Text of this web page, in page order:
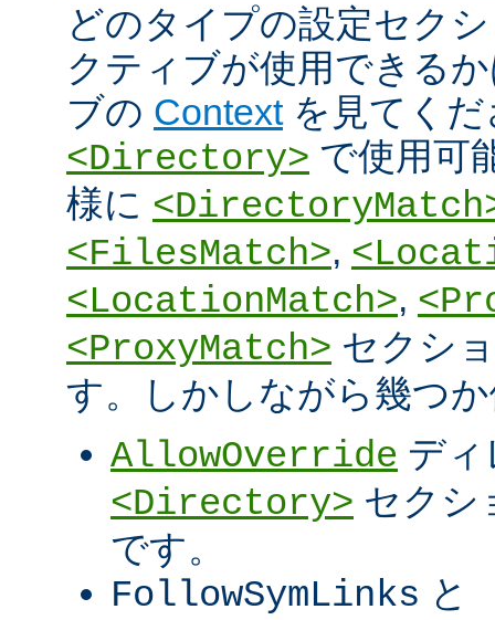
どのタイプの設定セク
クティブが使用できる
ブの Contextを見てくだ
<Directory> で使用可
様に
<FilesMatch>,
<LocationMatch>,
<ProxyMatch> セクシ
す。しかしながら幾つ
AllowOverride デ
<Directory> セクシ
です。
FollowSymLinks と